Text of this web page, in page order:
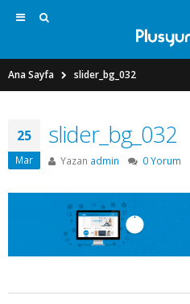
Ana Sayfa slider_bg_032
25
Mar
slider_bg_032
Yazan admin 0 Yorum